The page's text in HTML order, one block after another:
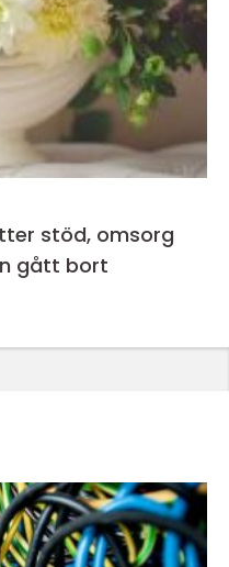
gått bort